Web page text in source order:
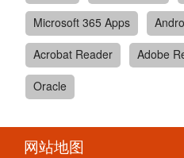
Microsoft 365 Apps
Acrobat Reader
Adobe
Oracle
网站地图